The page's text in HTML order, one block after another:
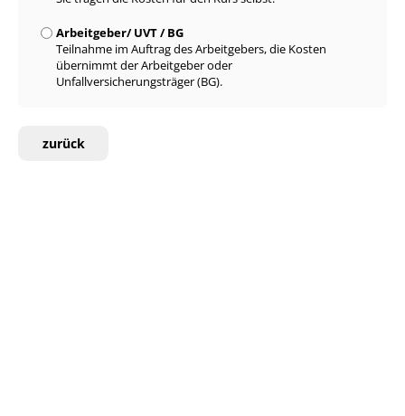
Arbeitgeber/ UVT / BG
Teilnahme im Auftrag des Arbeitgebers, die Kosten
übernimmt der Arbeitgeber oder
Unfallversicherungsträger (BG).
zurück